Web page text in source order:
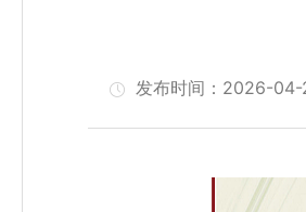
发布时间：2026-04-